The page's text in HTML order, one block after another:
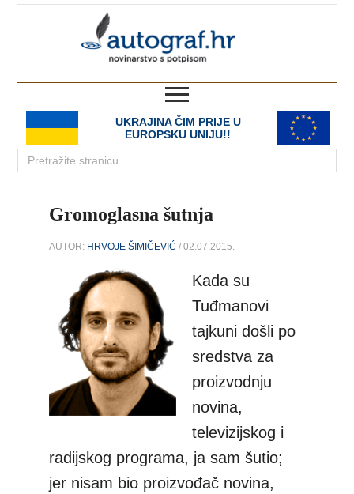
UKRAJINA ČIM PRIJE U
EUROPSKU UNIJU!!
Gromoglasna šutnja
AUTOR: HRVOJE ŠIMIČEVIĆ / 02.07.2015.
Kada su
Tuđmanovi
tajkuni došli po
sredstva za
proizvodnju
novina,
televizijskog i
radijskog programa, ja sam šutio;
jer nisam bio proizvođač novina,